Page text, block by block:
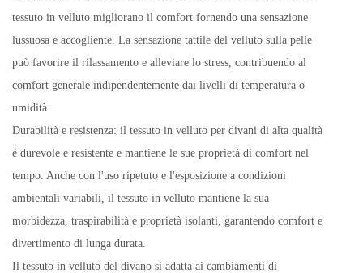
tessuto in velluto migliorano il comfort fornendo una sensazione
lussuosa e accogliente. La sensazione tattile del velluto sulla pelle
può favorire il rilassamento e alleviare lo stress, contribuendo al
comfort generale indipendentemente dai livelli di temperatura o
umidità.
Durabilità e resistenza: il tessuto in velluto per divani di alta qualità
è durevole e resistente e mantiene le sue proprietà di comfort nel
tempo. Anche con l'uso ripetuto e l'esposizione a condizioni
ambientali variabili, il tessuto in velluto mantiene la sua
morbidezza, traspirabilità e proprietà isolanti, garantendo comfort e
divertimento di lunga durata.
Il tessuto in velluto del divano si adatta ai cambiamenti di